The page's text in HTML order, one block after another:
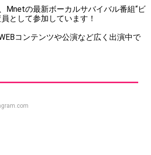
Mnetの最新ボーカルサバイバル番組“ビ
として参加しています！
コンテンツや公演など広く出演中で